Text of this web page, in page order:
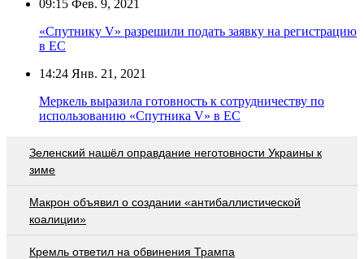
09:15 Фев. 9, 2021
«Спутнику V» разрешили подать заявку на регистрацию
в ЕС
14:24 Янв. 21, 2021
Меркель выразила готовность к сотрудничеству по
использованию «Спутника V» в ЕС
Зеленский нашёл оправдание неготовности Украины к
зиме
Макрон объявил о создании «антибаллистической
коалиции»
Кремль ответил на обвинения Трампа